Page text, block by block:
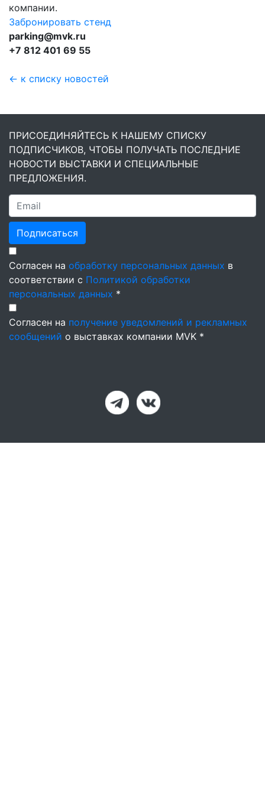
компании.
Забронировать стенд
parking@mvk.ru
+7 812 401 69 55
← к списку новостей
ПРИСОЕДИНЯЙТЕСЬ К НАШЕМУ СПИСКУ
ПОДПИСЧИКОВ, ЧТОБЫ ПОЛУЧАТЬ ПОСЛЕДНИЕ
НОВОСТИ ВЫСТАВКИ И СПЕЦИАЛЬНЫЕ
ПРЕДЛОЖЕНИЯ.
Подписаться
Согласен на обработку персональных данных в
соответствии с Политикой обработки
персональных данных *
Согласен на получение уведомлений и рекламных
сообщений о выставках компании MVK *